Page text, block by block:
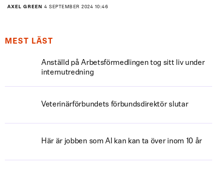
AXEL GREEN 4 SEPTEMBER 2024 10:46
MEST LÄST
Anställd på Arbetsförmedlingen tog sitt liv under
internutredning
Veterinärförbundets förbundsdirektör slutar
Här är jobben som AI kan kan ta över inom 10 år